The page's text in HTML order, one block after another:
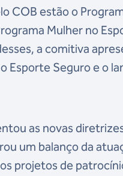
COB estão o
Mulher no
a comitiva
Esporte Seguro e o
as novas
um balanço da
projetos de